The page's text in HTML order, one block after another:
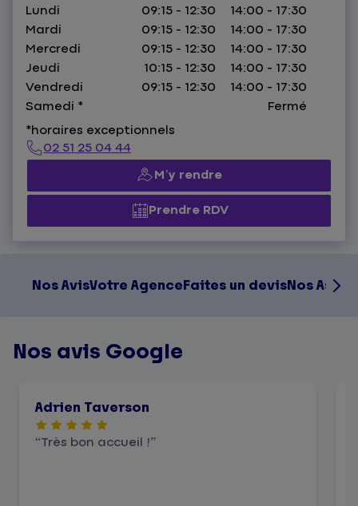
Lundi
09:15 - 12:30
14:00 - 17:30
Mardi
09:15 - 12:30
14:00 - 17:30
Mercredi
09:15 - 12:30
14:00 - 17:30
Jeudi
10:15 - 12:30
14:00 - 17:30
Vendredi
09:15 - 12:30
14:00 - 17:30
Samedi *
Fermé
*horaires exceptionnels
02 51 25 04 44
M’y rendre
Prendre RDV
Nos AvisVotre AgenceFaites un devisNos
Nos avis Google
Adrien Taverson
Très bon accueil !